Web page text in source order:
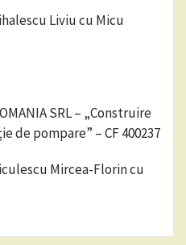
Liviu cu Micu
SRL – „Construire
de pompare” – CF 400237
Mircea-Florin cu